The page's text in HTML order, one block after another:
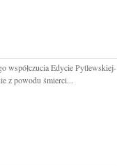
współczucia Edycie Pytlewskiej-
z powodu śmierci...